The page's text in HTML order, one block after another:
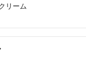
リーム